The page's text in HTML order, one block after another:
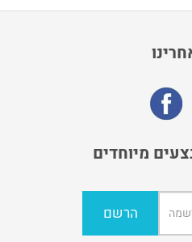
מיוחדים
הרשם